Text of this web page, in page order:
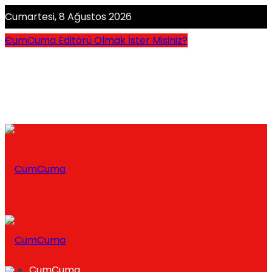
Cumartesi, 8 Ağustos 2026
CumCuma Editörü Olmak İster Misiniz?